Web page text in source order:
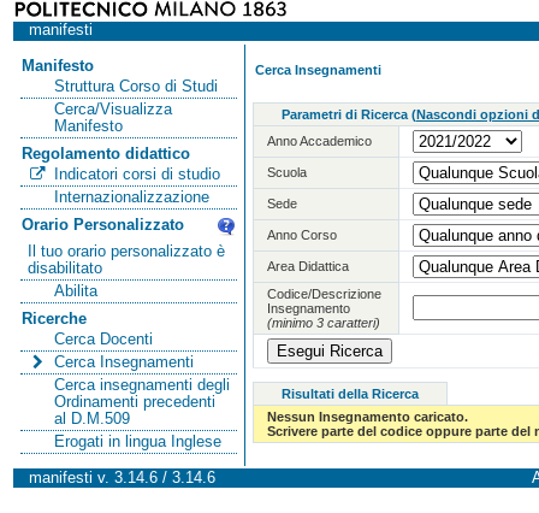
manifesti
Manifesto
Struttura Corso di Studi
Cerca/Visualizza
Manifesto
Regolamento didattico
Indicatori corsi di studio
Internazionalizzazione
Orario Personalizzato
Il tuo orario personalizzato è
disabilitato
Abilita
Ricerche
Cerca Docenti
Cerca Insegnamenti
Cerca insegnamenti degli
Ordinamenti precedenti
al D.M.509
Erogati in lingua Inglese
Cerca Insegnamenti
Parametri di Ricerca (Nascondi opzioni
Anno Accademico
Scuola
Sede
Anno Corso
Area Didattica
Codice/Descrizione
Insegnamento
(minimo 3 caratteri)
Risultati della Ricerca
Nessun Insegnamento caricato.
Scrivere parte del codice oppure parte
manifesti v. 3.14.6 / 3.14.6